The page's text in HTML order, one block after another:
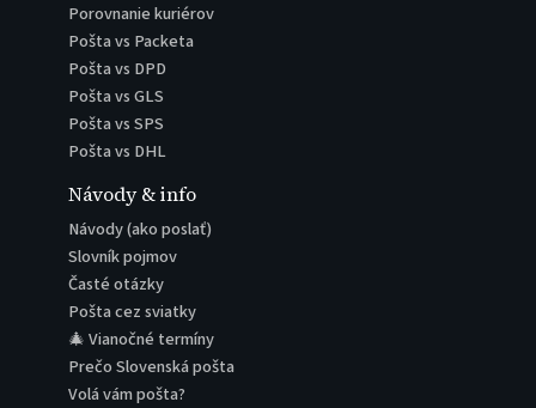
Porovnanie kuriérov
Pošta vs Packeta
Pošta vs DPD
Pošta vs GLS
Pošta vs SPS
Pošta vs DHL
Návody & info
Návody (ako poslať)
Slovník pojmov
Časté otázky
Pošta cez sviatky
🎄 Vianočné termíny
Prečo Slovenská pošta
Volá vám pošta?